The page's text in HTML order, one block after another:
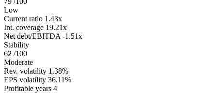
Low
Current ratio 1.43x
Int. coverage 19.21x
Net debt/EBITDA -1.51x
Stability
62 /100
Moderate
Rev. volatility 1.38%
EPS volatility 36.11%
Profitable years 4